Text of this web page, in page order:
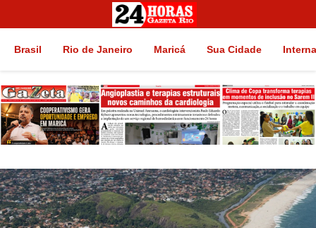
Brasil Rio de Janeiro Maricá Sua Cidade